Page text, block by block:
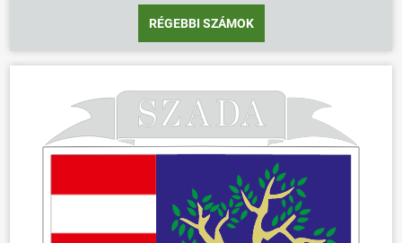
RÉGEBBI SZÁMOK